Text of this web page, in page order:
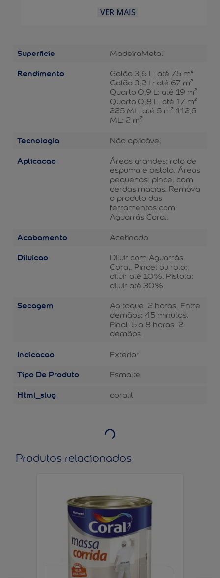
VER MAIS
Superficie MadeiraMetal
Rendimento
Galão 3,6 L: até 75 m²
Galão 3,2 L: até 67 m²
Quarto 0,9 L: até 19 m²
Quarto 0,8 L: até 17 m²
225 ML: até 5 m² 112,5
ML: 2 m²
Tecnologia Não aplicável
Aplicacao
Áreas grandes: rolo de
espuma e pistola. Áreas
pequenas: pincel com
cerdas macias. Remova
o produto das
ferramentas com
Aguarrás Coral.
Acabamento Acetinado
Diluicao
Diluir com Aguarrás
Coral. Pincel ou rolo:
diluir até 10%. Pistola:
diluir até 30%.
Secagem
Ao toque: 2 horas. Entre
demãos: 45 minutos.
Final: 5 a 8 horas. 2
demãos.
Indicacao Exterior
Tipo De Produto Esmalte
Html_slug coralit
Produtos relacionados